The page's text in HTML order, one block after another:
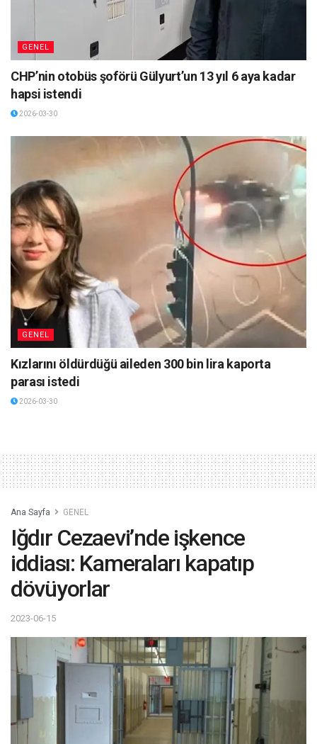
GENEL
CHP’nin otobüs şoförü Gülyurt’un 13 yıl 6 aya kadar
hapsi istendi
2026-03-30
GENEL
Kızlarını öldürdüğü aileden 300 bin lira kaporta
parası istedi
2026-03-30
Ana Sayfa GENEL
Iğdır Cezaevi’nde işkence
iddiası: Kameraları kapatıp
dövüyorlar
2023-06-15